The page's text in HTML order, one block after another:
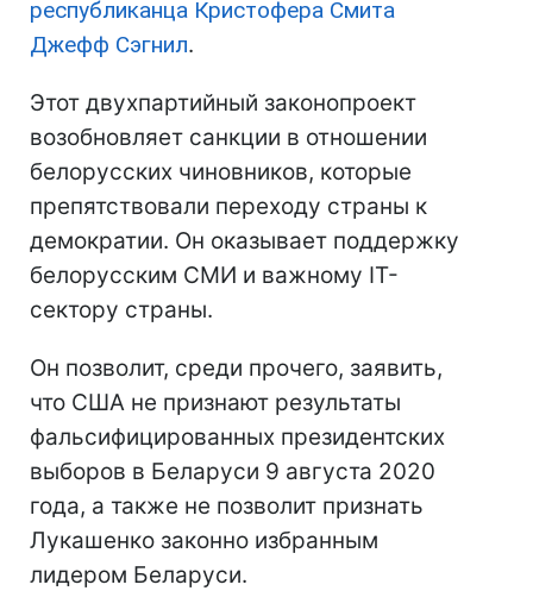
республиканца Кристофера Смита
Джефф Сэгнил.
Этот двухпартийный законопроект
возобновляет санкции в отношении
белорусских чиновников, которые
препятствовали переходу страны к
демократии. Он оказывает поддержку
белорусским СМИ и важному IT-
сектору страны.
Он позволит, среди прочего, заявить,
что США не признают результаты
фальсифицированных президентских
выборов в Беларуси 9 августа 2020
года, а также не позволит признать
Лукашенко законно избранным
лидером Беларуси.